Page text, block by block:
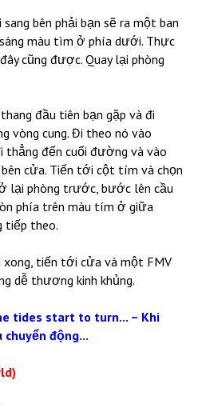
sang bên phải bạn sẽ ra một ban
màu tìm ở phía dưới. Thực
cũng được. Quay lại phòng
đầu tiên bạn gặp và đi
vòng cung. Đi theo nó vào
thẳng đến cuối đường và vào
bên cửa. Tiến tới cột tím và chọn
lại phòng trước, bước lên cầu
phía trên màu tím ở giữa
tiếp theo.
xong, tiến tới cửa và một FMV
dễ thương kinh khủng.
tides start to turn... – Khi
động...